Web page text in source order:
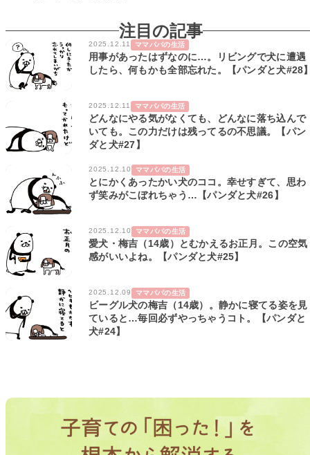
注目の記事
2025.12.11 ママパパの生活
用事があったはずなのに…。リビングで犬に遭遇
したら、何もかも全部忘れた。【パンダと犬#28
2025.12.11 ママパパの生活
どんなにやる気がなくても、どんなに落ち込んで
いても。この力だけは残ってるの不思議。【パン
ダと犬#27】
2025.12.10 ママパパの生活
とにかくあったかい犬のココ。幸せすぎて、思わ
ず笑みがこぼれちゃう…【パンダと犬#26】
2025.12.10 ママパパの生活
愛犬・梅吉（14歳）とむかえるお正月。この空気
感がいいよね。【パンダと犬#25】
2025.12.09 ママパパの生活
ビーグル犬の梅吉（14歳）。静かに寝てる姿を見
ていると…毎回必ずやっちゃうコト。【パンダと
犬#24】